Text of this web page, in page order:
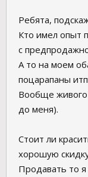
Ребята,
Кто имел опыт
с
А то на моем
поцарапаны итп
Вообще
до меня).
Стоит ли
хорошую
Продавать то